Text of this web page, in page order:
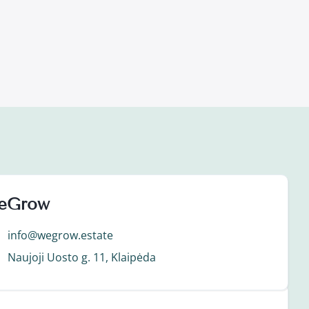
info@wegrow.estate
Naujoji Uosto g. 11, Klaipėda